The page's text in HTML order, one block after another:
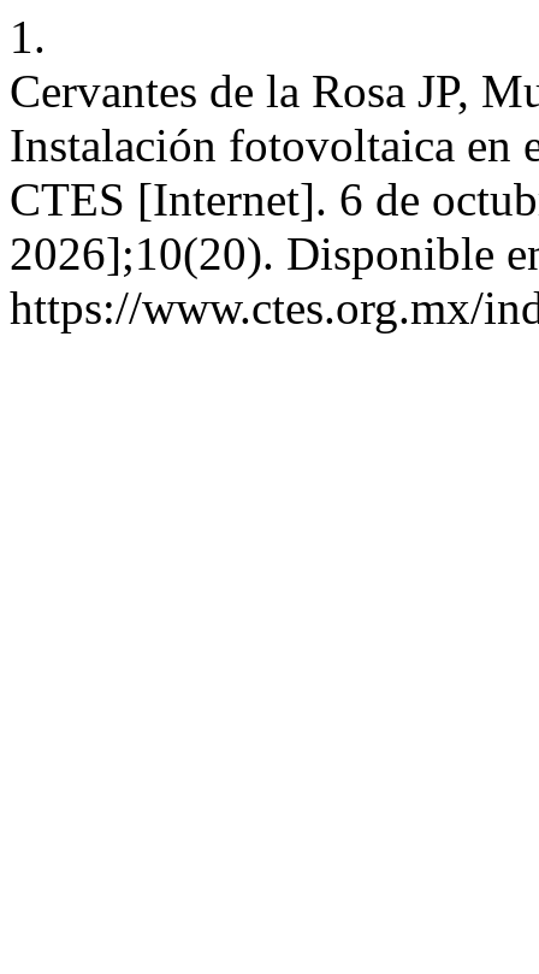
1.
Cervantes de la Rosa JP,
Instalación fotovoltaica en
CTES [Internet]. 6 de
2026];10(20). Disponible
https://www.ctes.org.mx/